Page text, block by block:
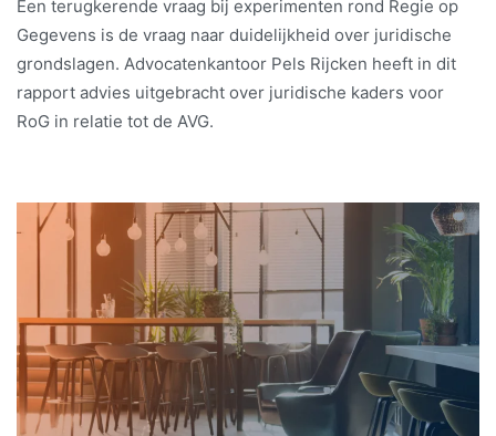
Een terugkerende vraag bij experimenten rond Regie op
Gegevens is de vraag naar duidelijkheid over juridische
grondslagen. Advocatenkantoor Pels Rijcken heeft in dit
rapport advies uitgebracht over juridische kaders voor
RoG in relatie tot de AVG.